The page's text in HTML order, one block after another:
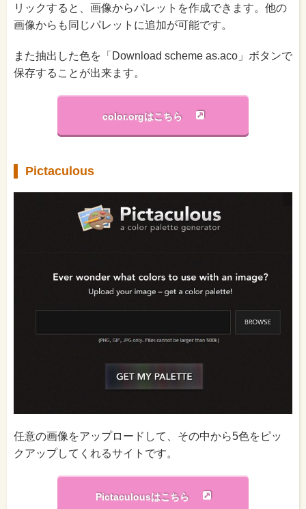
リックすると、画像からパレットを作成できます。他の
画像からも同じパレットに追加が可能です。
また抽出した色を「Download scheme as.aco」ボタンで
保存することが出来ます。
color.orgはこちら
Pictaculous
任意の画像をアップロードして、その中から5色をピッ
クアップしてくれるサイトです。
Pictaculousはこちら